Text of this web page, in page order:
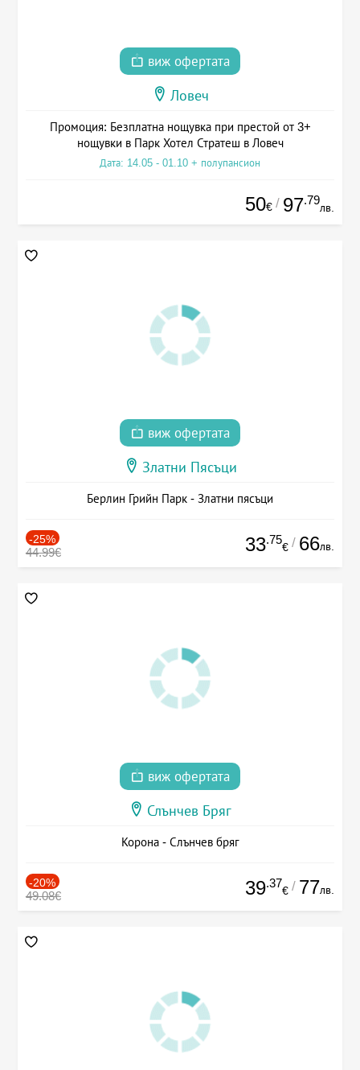
виж офертата
Ловеч
Промоция: Безплатна нощувка при престой от 3+
нощувки в Парк Хотел Стратеш в Ловеч
Дата: 14.05 - 01.10 + полупансион
50€ / 97.79
лв.
виж офертата
Златни Пясъци
Берлин Грийн Парк - Златни пясъци
-25%
44.99€ 33.75
€ / 66лв.
виж офертата
Слънчев Бряг
Корона - Слънчев бряг
-20%
49.08€ 39.37
€ / 77лв.